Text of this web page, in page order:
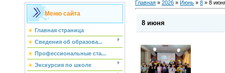
Меню сайта
Главная страница
Сведения об образова...
Профессиональные ста...
Экскурсия по школе
Главная » 2026 » Июнь » 8 » 8
8 июня